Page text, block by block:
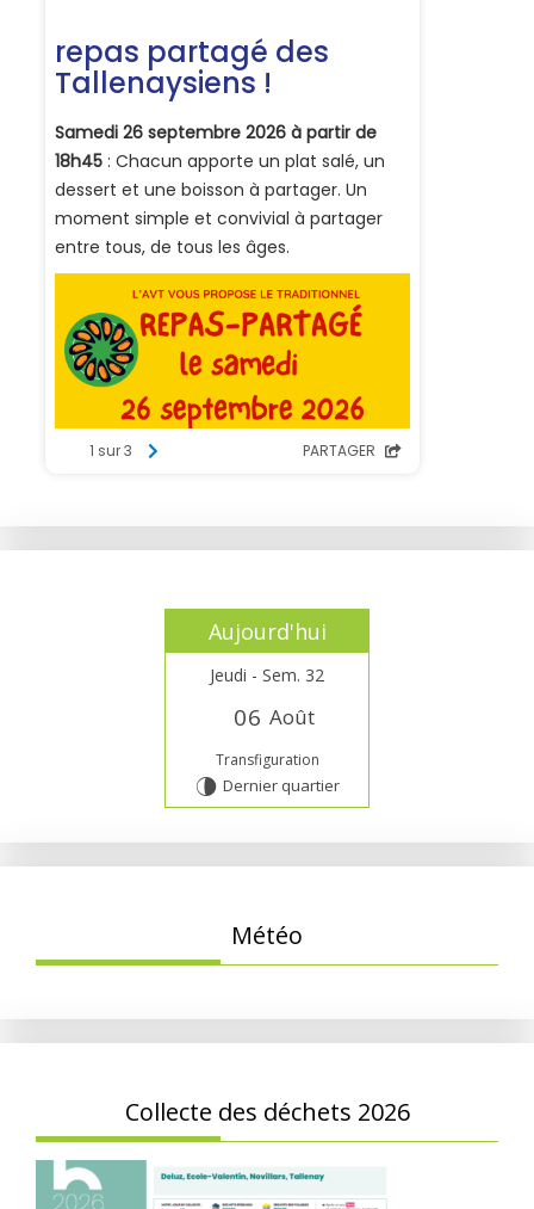
Aujourd'hui
Jeudi - Sem. 32
06 Août
Transfiguration
U Dernier quartier
Météo
Collecte des déchets 2026